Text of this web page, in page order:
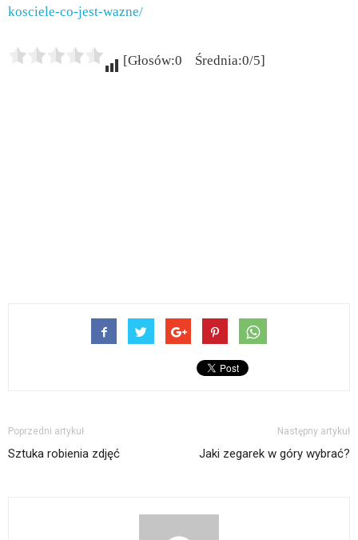
kosciele-co-jest-wazne/
[Głosów:0 Średnia:0/5]
Poprzedni artykuł
Sztuka robienia zdjęć
Następny artykuł
Jaki zegarek w góry wybrać?